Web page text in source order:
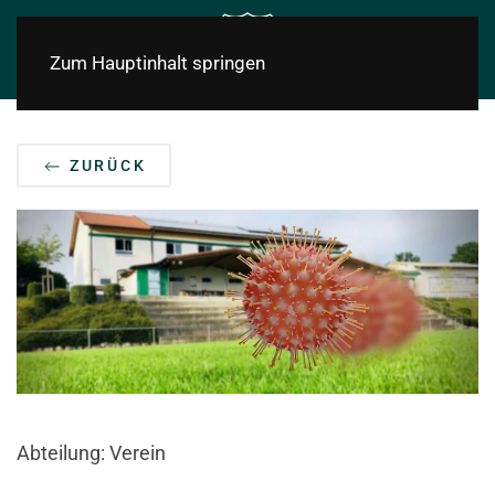
Zum Hauptinhalt springen
ZURÜCK
Abteilung: Verein